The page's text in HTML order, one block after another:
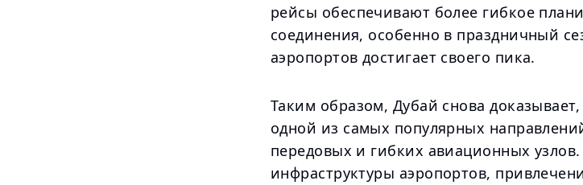
рейсы обеспечивают более гибкое
соединения, особенно в праздничный
аэропортов достигает своего пика.
Таким образом, Дубай снова
одной из самых популярных
передовых и гибких авиационных
инфраструктуры аэропортов,